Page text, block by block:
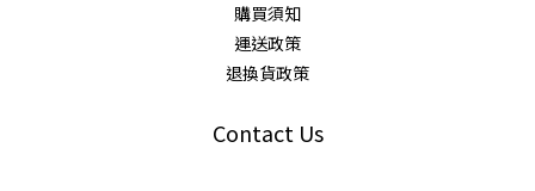
購買須知
運送政策
退換貨政策
Contact Us